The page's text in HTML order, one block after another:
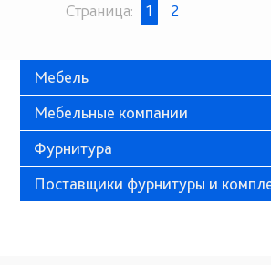
Страница: 1 2
Мебель
Мебельные компании
Фурнитура
Поставщики фурнитуры и